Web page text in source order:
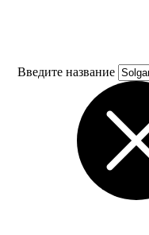
Введите название